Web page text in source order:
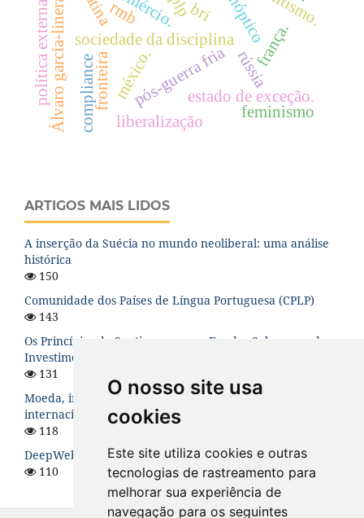
O nosso site usa
cookies
Este site utiliza cookies e outras
tecnologias de rastreamento para
melhorar sua experiência de
navegação para os seguintes
sociedade da disciplina
rmb
pós-guerra fria rússia
Álvaro garcía-linera estado de exceção.
bri
méxico.
feminismo
política externa fronteira
compliance
frança.
liberalização
ARTIGOS MAIS LIDOS
A inserção da Suécia no mundo neoliberal: uma análise
histórica
150
Comunidade dos Países de Língua Portuguesa (CPLP)
143
Os Princípios de Santiago para os Fundos Soberanos de
Investimento: uma análise teórica
131
Moeda, instabilidade financeira e hierarquia no sistema
internacional
118
DeepWeb: O Lado Sombrio da Internet
110